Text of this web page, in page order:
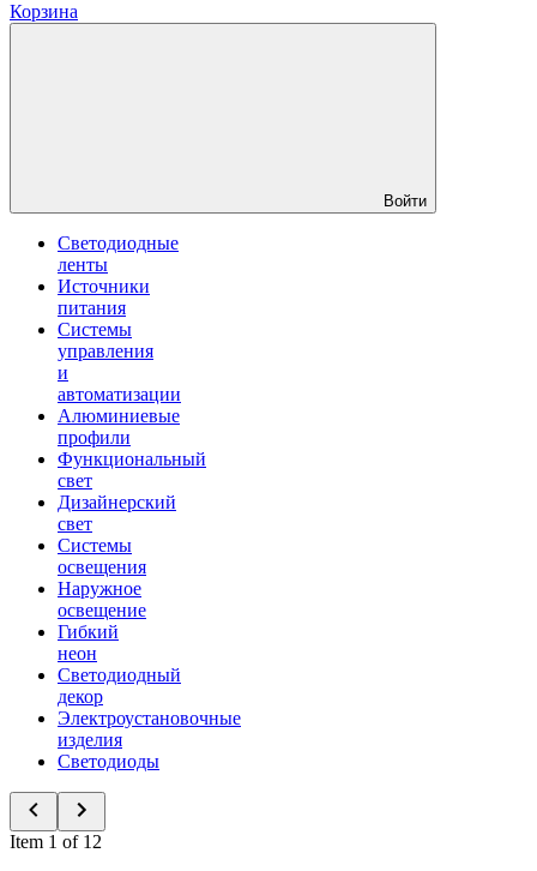
Корзина
Войти
Светодиодные
ленты
Источники
питания
Системы
управления
и
автоматизации
Алюминиевые
профили
Функциональный
свет
Дизайнерский
свет
Системы
освещения
Наружное
освещение
Гибкий
неон
Светодиодный
декор
Электроустановочные
изделия
Светодиоды
Item 1 of 12